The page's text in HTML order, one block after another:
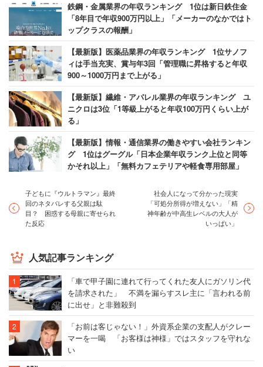
鉄鋼・金属業界の年収ランキング 1位は新日鉄住金
「8年目で年収900万円以上」「メーカーのなかではト
ップクラスの報酬」
【最新版】医薬品業界の年収ランキング 1位サノフ
ィは手当充実、賞与年3回「管理職に昇格すると年収
900～1000万円まで上がる」
【最新版】繊維・アパレル業界の年収ランキング ユ
ニクロは3位「1等級上がると年収100万円くらい上が
る」
【最新版】情報・通信業界の働きやすい会社ランキン
グ 1位はグーグル「日本企業年収ランク上位と同等
かそれ以上」「無料カフェテリアや軽食専用部屋」
子どもに『ウルトラマン』最終
回のネタバレする父親は駄
目？ 困惑する母親に寄せられ
た反応
社会人になって分かった現実
「可処分所得が増えない」「精
神年齢が中高生レベルの大人が
いっぱい」
人気記事ランキング
「車で甲子園に連れて行ってくれた友人にガソリン代
を請求された」 不満を漏らすスレ主に「言われる前
に出せ」と非難殺到
「お前は客じゃない！」外資系企業の支配人がクレー
マーを一喝 「お客様は神様」ではスタッフを守れな
い